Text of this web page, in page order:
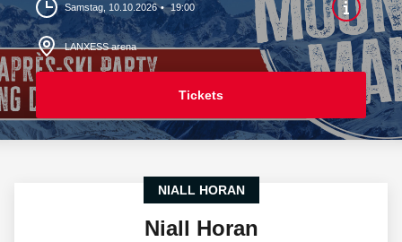
Samstag, 10.10.2026 19:00
LANXESS arena
Tickets
NIALL HORAN
Niall Horan